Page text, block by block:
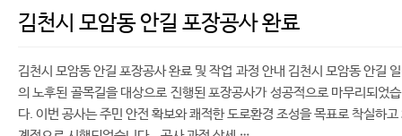
김천시 모암동 안길 포장공사 완료
김천시 모암동 안길 포장공사 완료 및 작업 과정 안내 김천시 모암동 안길
의 노후된 골목길을 대상으로 진행된 포장공사가 성공적으로 마무리되었
다. 이번 공사는 주민 안전 확보와 쾌적한 도로환경 조성을 목표로 착실하고